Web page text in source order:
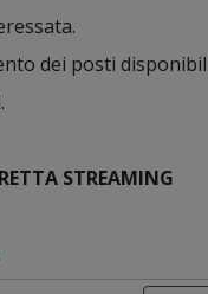
dei posti
STREAMING